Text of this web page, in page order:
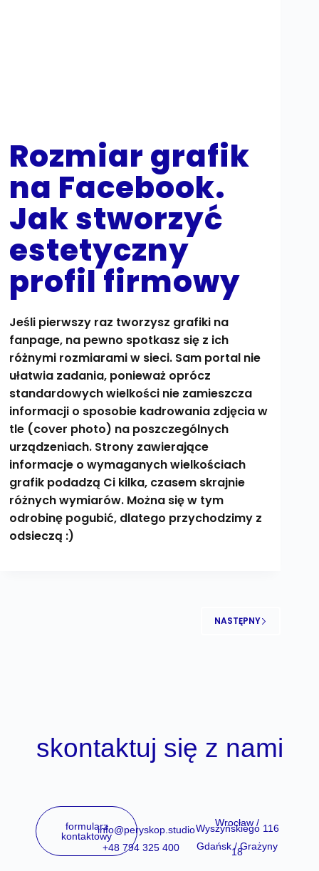
Rozmiar grafik
na Facebook.
Jak stworzyć
estetyczny
profil firmowy
Jeśli pierwszy raz tworzysz grafiki na
fanpage, na pewno spotkasz się z ich
różnymi rozmiarami w sieci. Sam portal nie
ułatwia zadania, ponieważ oprócz
standardowych wielkości nie zamieszcza
informacji o sposobie kadrowania zdjęcia w
tle (cover photo) na poszczególnych
urządzeniach. Strony zawierające
informacje o wymaganych wielkościach
grafik podadzą Ci kilka, czasem skrajnie
różnych wymiarów. Można się w tym
odrobinę pogubić, dlatego przychodzimy z
odsieczą :)
NASTĘPNY
skontaktuj się z nami
formularz
kontaktowy
info@peryskop.studio
+48 794 325 400
Wrocław /
Wyszyńskiego 116
Gdańsk / Grażyny
18